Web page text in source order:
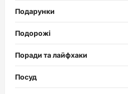
Подарунки
Подорожі
Поради та лайфхаки
Посуд